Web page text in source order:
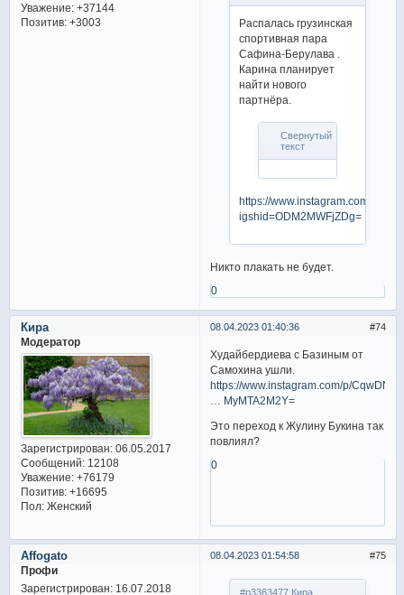
Уважение: +37144
Позитив: +3003
Распалась грузинская
спортивная пара
Сафина-Берулава .
Карина планирует
найти нового
партнёра.
Свернутый
текст
https://www.instagram.com/p/
igshid=ODM2MWFjZDg=
Никто плакать не будет.
0
74
08.04.2023 01:40:36
Кира
Модератор
Зарегистрирован: 06.05.2017
Сообщений:12108
Уважение: +76179
Позитив: +16695
Пол:Женский
Худайбердиева с Базиным от
Самохина ушли.
https://www.instagram.com/p/
… MyMTA2M2Y=
Это переход к Жулину Букина так
повлиял?
0
75
08.04.2023 01:54:58
Affogato
Профи
Зарегистрирован: 16.07.2018 #p3363477,Кира